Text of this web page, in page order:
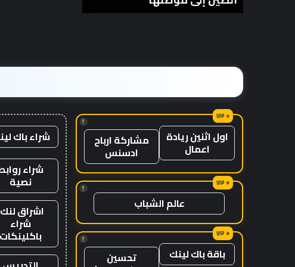
مع
في
الصين
إلى
موطنها
الزمن؟
!
اول اثنين ريادة
اعمال مشاركة ارباح
ادسنس
!
عالم الشباب
!
باقة باك لينك تحسين
شراء باك
شراء
نصية
اشراق
شراء
باكلينكات